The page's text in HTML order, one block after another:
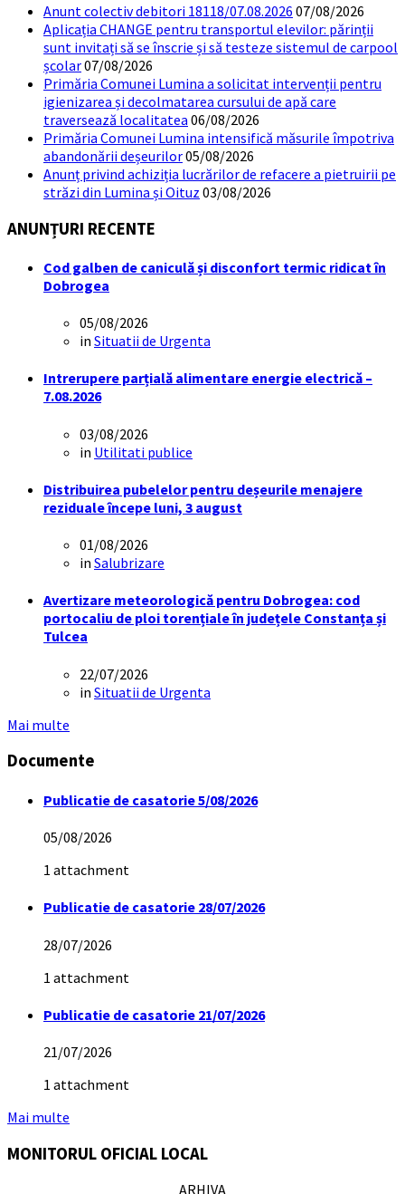
Anunt colectiv debitori 18118/07.08.2026 07/08/2026
Aplicația CHANGE pentru transportul elevilor: părinții
sunt invitați să se înscrie și să testeze sistemul de carpool
școlar07/08/2026
Primăria Comunei Lumina a solicitat intervenții pentru
igienizarea și decolmatarea cursului de apă care
traversează localitatea 06/08/2026
Primăria Comunei Lumina intensifică măsurile împotriva
abandonării deșeurilor05/08/2026
Anunț privind achiziția lucrărilor de refacere a pietruirii pe
străzi din Lumina și Oituz 03/08/2026
ANUNȚURI RECENTE
Cod galben de caniculă și disconfort termic ridicat în
Dobrogea
05/08/2026
in Situatii de Urgenta
Intrerupere parțială alimentare energie electrică –
7.08.2026
03/08/2026
in Utilitati publice
Distribuirea pubelelor pentru deșeurile menajere
reziduale începe luni, 3 august
01/08/2026
in Salubrizare
Avertizare meteorologică pentru Dobrogea: cod
portocaliu de ploi torențiale în județele Constanța și
Tulcea
22/07/2026
in Situatii de Urgenta
Mai multe
Documente
Publicatie de casatorie 5/08/2026
05/08/2026
1 attachment
Publicatie de casatorie 28/07/2026
28/07/2026
1 attachment
Publicatie de casatorie 21/07/2026
21/07/2026
1 attachment
Mai multe
MONITORUL OFICIAL LOCAL
ARHIVA